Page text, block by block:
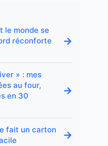
le monde se
réconforte
→
» : mes
au four,
en 30
→
fait un carton
→